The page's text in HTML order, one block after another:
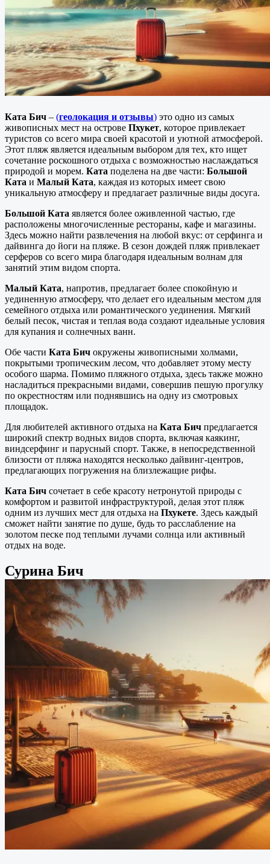
Ката Бич – (геолокация и отзывы) это одно из самых
живописных мест на острове Пхукет, которое привлекает
туристов со всего мира своей красотой и уютной атмосферой.
Этот пляж является идеальным выбором для тех, кто ищет
сочетание роскошного отдыха с возможностью наслаждаться
природой и морем. Ката поделена на две части: Большой
Ката и Малый Ката, каждая из которых имеет свою
уникальную атмосферу и предлагает различные виды досуга.
Большой Ката является более оживленной частью, где
расположены многочисленные рестораны, кафе и магазины.
Здесь можно найти развлечения на любой вкус: от серфинга и
дайвинга до йоги на пляже. В сезон дождей пляж привлекает
серферов со всего мира благодаря идеальным волнам для
занятий этим видом спорта.
Малый Ката, напротив, предлагает более спокойную и
уединенную атмосферу, что делает его идеальным местом для
семейного отдыха или романтического уединения. Мягкий
белый песок, чистая и теплая вода создают идеальные условия
для купания и солнечных ванн.
Обе части Ката Бич окружены живописными холмами,
покрытыми тропическим лесом, что добавляет этому месту
особого шарма. Помимо пляжного отдыха, здесь также можно
насладиться прекрасными видами, совершив пешую прогулку
по окрестностям или поднявшись на одну из смотровых
площадок.
Для любителей активного отдыха на Ката Бич предлагается
широкий спектр водных видов спорта, включая каякинг,
виндсерфинг и парусный спорт. Также, в непосредственной
близости от пляжа находятся несколько дайвинг-центров,
предлагающих погружения на близлежащие рифы.
Ката Бич сочетает в себе красоту нетронутой природы с
комфортом и развитой инфраструктурой, делая этот пляж
одним из лучших мест для отдыха на Пхукете. Здесь каждый
сможет найти занятие по душе, будь то расслабление на
золотом песке под теплыми лучами солнца или активный
отдых на воде.
Сурина Бич